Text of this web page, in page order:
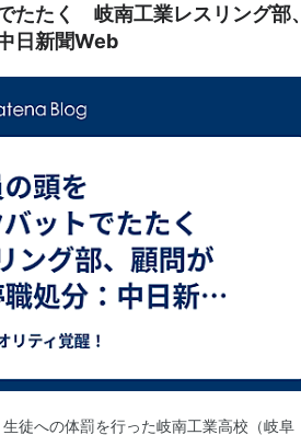
たたく 岐南工業レスリング部、
日新聞Web
徒への体罰を行った岐南工業高校（岐阜